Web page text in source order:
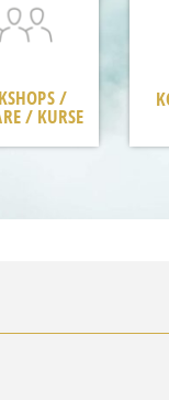
/
/ KURSE